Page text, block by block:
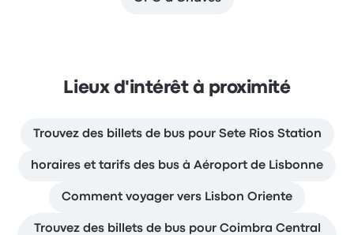
Lieux d'intérêt à proximité
Trouvez des billets de bus pour Sete Rios Station
horaires et tarifs des bus à Aéroport de Lisbonne
Comment voyager vers Lisbon Oriente
Trouvez des billets de bus pour Coimbra Central